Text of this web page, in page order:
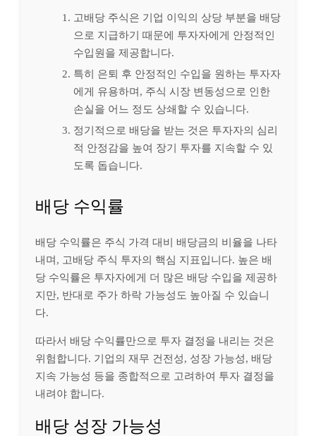
고배당 주식은 기업 이익의 상당 부분을 배당
으로 지급하기 때문에 투자자에게 안정적인
수입원을 제공합니다.
특히 은퇴 후 안정적인 수입을 원하는 투자자
에게 유용하며, 주식 시장 변동성으로 인한
손실을 어느 정도 상쇄할 수 있습니다.
정기적으로 배당을 받는 것은 투자자의 심리
적 안정감을 높여 장기 투자를 지속할 수 있
도록 돕습니다.
배당 수익률
배당 수익률은 주식 가격 대비 배당금의 비율을 나타
내며, 고배당 주식 투자의 핵심 지표입니다. 높은 배
당 수익률은 투자자에게 더 많은 배당 수입을 제공하
지만, 반대로 주가 하락 가능성도 높아질 수 있습니
다.
따라서 배당 수익률만으로 투자 결정을 내리는 것은
위험합니다. 기업의 재무 건전성, 성장 가능성, 배당
지속 가능성 등을 종합적으로 고려하여 투자 결정을
내려야 합니다.
배당 성장 가능성